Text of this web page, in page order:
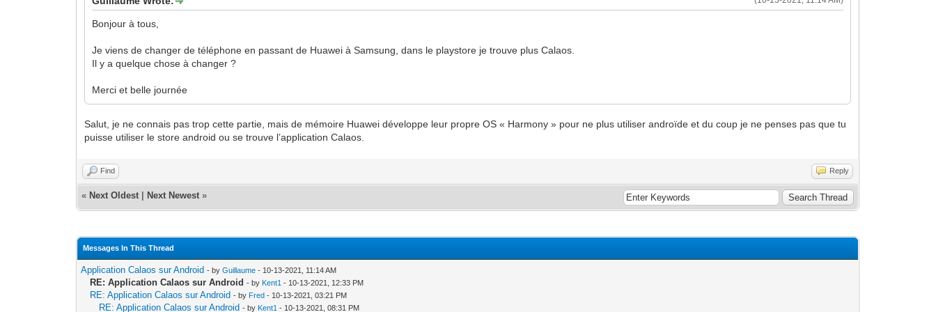
Bonjour à tous,
Je viens de changer de téléphone en passant de Huawei à Samsung, dans le playstore je trouve plus Calaos.
Il y a quelque chose à changer ?
Merci et belle journée
Salut, je ne connais pas trop cette partie, mais de mémoire Huawei développe leur propre OS « Harmony » pour ne plus utiliser androïde et du coup je ne penses pas que tu
puisse utiliser le store android ou se trouve l’application Calaos.
Find Reply
« Next Oldest Next Newest »
Messages In This Thread
Application Calaos sur Android - byGuillaume - 10-13-2021, 11:14 AM
RE: Application Calaos sur Android - by Kent1 - 10-13-2021, 12:33 PM
RE: Application Calaos sur Android - by Fred - 10-13-2021, 03:21 PM
RE: Application Calaos sur Android - by Kent1 - 10-13-2021, 08:31 PM